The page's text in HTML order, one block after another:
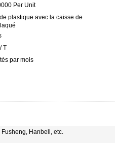
Per Unit
plastique avec la caisse de
T
par mois
Hanbell, etc.